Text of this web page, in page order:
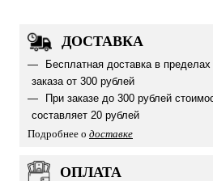
ДОСТАВКА
Бесплатная доставка в
заказа от 300 рублей
При заказе до 300 рублей
составляет 20 рублей
Подробнее о доставке
ОПЛАТА